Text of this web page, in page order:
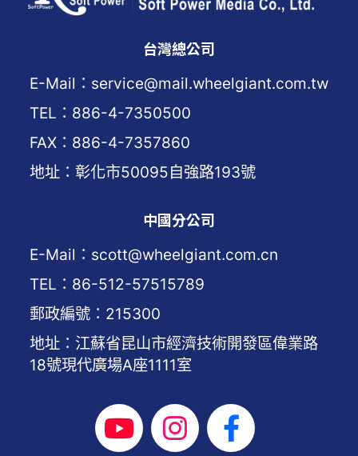
台灣總公司
E-Mail：service@mail.wheelgiant.com.tw
TEL：886-4-7350500
FAX：886-4-7357860
地址：彰化市50095自強路193號
中國分公司
E-Mail：scott@wheelgiant.com.cn
TEL：86-512-57515789
郵政編號：215300
地址：江蘇省昆山市經濟技術開發區偉業路
18號現代廣場A座1111室